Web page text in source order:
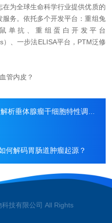
在为全球生命科学行业提供优质的
务。依托多个开发平台：重组兔
单抗、重组蛋白开发平台
）、一步法ELISA平台，PTM泛修
管内皮？
析垂体腺瘤干细胞特性调控？
何解码胃肠道肿瘤起源？
技有限公司 All Rights